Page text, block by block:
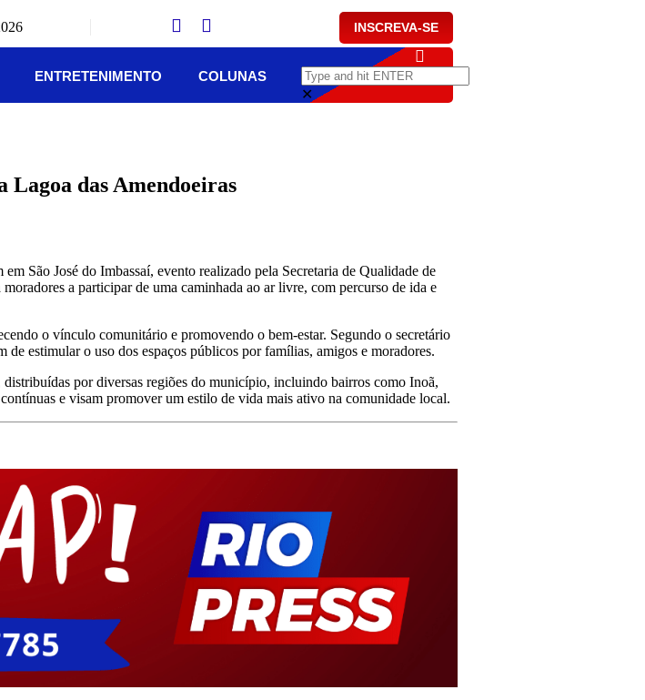
INSCREVA-SE
ENTRETENIMENTO
COLUNAS
✕
das Amendoeiras
São José do Imbassaí, evento realizado pela Secretaria de Qualidade de
a participar de uma caminhada ao ar livre, com percurso de ida e
o vínculo comunitário e promovendo o bem-estar. Segundo o secretário
estimular o uso dos espaços públicos por famílias, amigos e moradores.
por diversas regiões do município, incluindo bairros como Inoã,
e visam promover um estilo de vida mais ativo na comunidade local.